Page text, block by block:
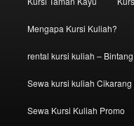
Mengapa Kursi Kuliah?
rental kursi kuliah –
Sewa kursi kuliah
Sewa Kursi Kuliah Promo